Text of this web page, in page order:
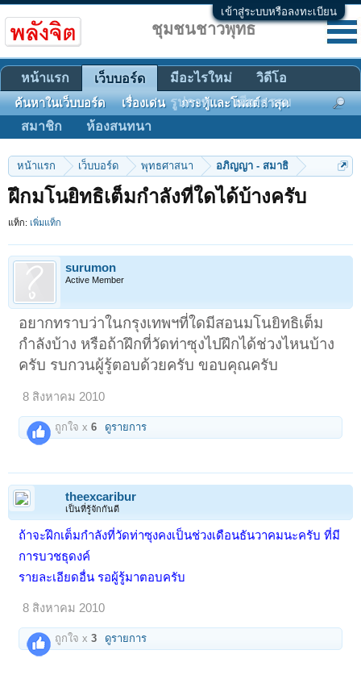
เข้าสู่ระบบหรือลงทะเบียน
หน้าแรก เว็บบอร์ด พุทธศาสนา อภิญญา - สมาธิ
ฝึกมโนยิทธิเต็มกำลังที่ใดได้บ้างครับ
แท็ก: เพิ่มแท็ก
surumon
Active Member
อยากทราบว่าในกรุงเทพฯที่ใดมีสอนมโนยิทธิเต็ม
กำลังบ้าง หรือถ้าฝึกที่วัดท่าซุงไปฝึกได้ช่วงไหนบ้าง
ครับ รบกวนผู้รู้ตอบด้วยครับ ขอบคุณครับ
8 สิงหาคม 2010
ถูกใจ x6 ดูรายการ
theexcaribur
เป็นที่รู้จักกันดี
ถ้าจะฝึกเต็มกำลังที่วัดท่าซุงคงเป็นช่วงเดือนธันวาคมนะครับ ที่มี
การบวชธุดงค์
รายละเอียดอื่น รอผู้รู้มาตอบครับ
8 สิงหาคม 2010
ถูกใจ x3 ดูรายการ
ชุมชนชาวพุทธ
หน้าแรก เว็บบอร์ด
ค้นหาในเว็บบอร์ด เรื่องเด่น กระทู้และโพสต์ล่าสุด
มีอะไรใหม่
วิดีโอ
รูปภาพ
เสียงธรรม
สมาชิก
ห้องสนทนา